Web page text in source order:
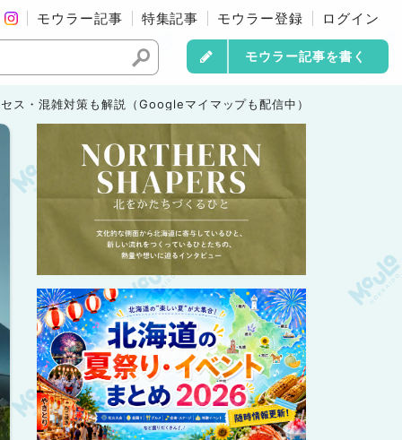
モウラー記事 特集記事 モウラー登録 ログイン
モウラー記事を書く
ス・混雑対策も解説（Googleマイマップも配信中）